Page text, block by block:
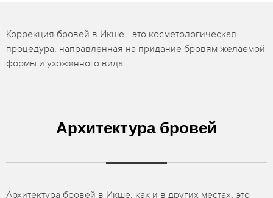
Коррекция бровей в Икше - это косметологическая
процедура, направленная на придание бровям желаемой
формы и ухоженного вида.
Архитектура бровей
Архитектура бровей в Икше, как и в других местах, это